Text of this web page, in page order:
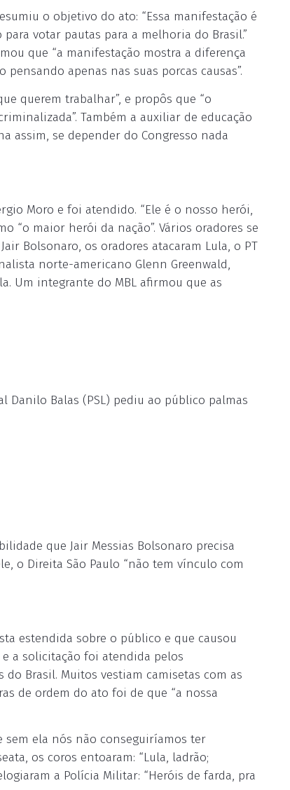
o objetivo do ato: “Essa manifestação é
votar pautas para a melhoria do Brasil.”
que “a manifestação mostra a diferença
apenas nas suas porcas causas”.
querem trabalhar”, e propôs que “o
Também a auxiliar de educação
assim, se depender do Congresso nada
Moro e foi atendido. “Ele é o nosso herói,
“o maior herói da nação”. Vários oradores se
Bolsonaro, os oradores atacaram Lula, o PT
norte-americano Glenn Greenwald,
Um integrante do MBL afirmou que as
Danilo Balas (PSL) pediu ao público palmas
que Jair Messias Bolsonaro precisa
o Direita São Paulo “não tem vínculo com
estendida sobre o público e que causou
a solicitação foi atendida pelos
Brasil. Muitos vestiam camisetas com as
de ordem do ato foi de que “a nossa
sem ela nós não conseguiríamos ter
os coros entoaram: “Lula, ladrão;
a Polícia Militar: “Heróis de farda, pra